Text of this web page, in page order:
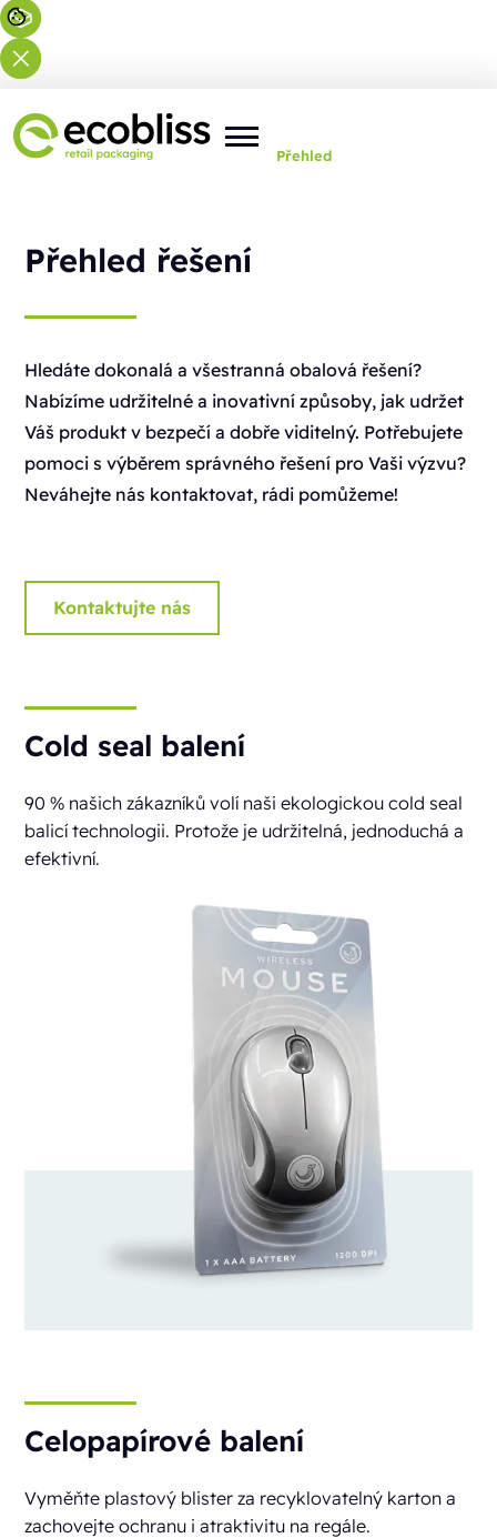
Nacházíte se zde: Domů Přehled
Přehled řešení
Hledáte dokonalá a všestranná obalová řešení?
Nabízíme udržitelné a inovativní způsoby, jak udržet
Váš produkt v bezpečí a dobře viditelný. Potřebujete
pomoci s výběrem správného řešení pro Vaši výzvu?
Neváhejte nás kontaktovat, rádi pomůžeme!
Kontaktujte nás
Cold seal balení
90 % našich zákazníků volí naši ekologickou cold seal
balicí technologii. Protože je udržitelná, jednoduchá a
efektivní.
Celopapírové balení
Vyměňte plastový blister za recyklovatelný karton a
zachovejte ochranu i atraktivitu na regále.